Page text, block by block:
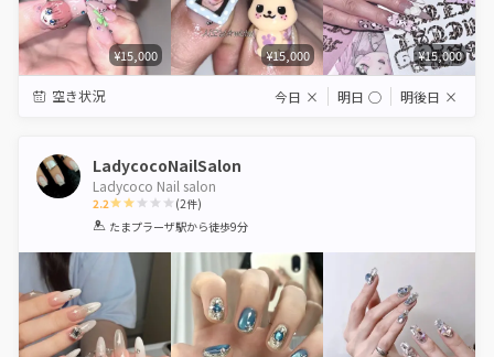
¥15,000 ¥15,000 ¥15,000
空き状況 今日 × 明日 ◯ 明後日 ×
LadycocoNailSalon
Ladycoco Nail salon
2.2
1 2 3 4 5
(2件)
たまプラーザ駅から徒歩9分